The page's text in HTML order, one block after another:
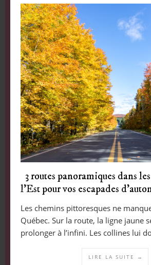
3 routes panoramiques dans
l’Est pour vos escapades
Les chemins pittoresques ne
Québec. Sur la route, la ligne jaune
prolonger à l’infini. Les collines lui
LIRE LA SUITE →